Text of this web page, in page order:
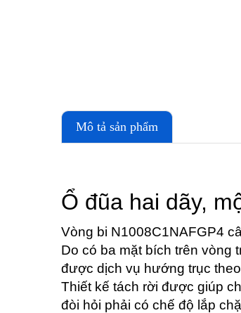
Mô tả sản phẩm
Ổ đũa hai dãy,
Vòng bi N1008C1NAFGP4
Do có ba mặt bích trên vòng
được dịch vụ hướng trục
Thiết kế tách rời được giúp
đòi hỏi phải có chế độ lắp